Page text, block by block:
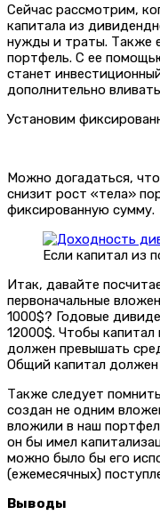
Сейчас рассмотрим,
капитала из
нужды и траты. Также
портфель. С ее
станет
дополнительно
Установим
Можно догадаться,
снизит рост «тела»
фиксированную сумму.
Если капитал из
Итак, давайте
первоначальные
1000$? Годовые
12000$. Чтобы
должен превышать
Общий капитал
Также следует
создан не одним
вложили в наш
он бы имел
можно было бы его
(ежемесячных)
Выводы